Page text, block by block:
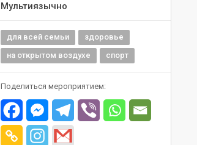
Мультиязычно
для всей семьи
здоровье
на открытом воздухе
спорт
Поделиться мероприятием: